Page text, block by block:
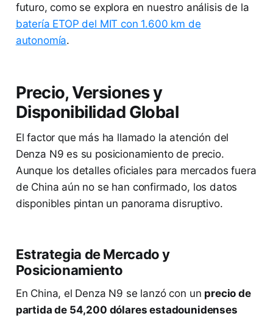
futuro, como se explora en nuestro análisis de la
batería ETOP del MIT con 1.600 km de
autonomía.
Precio, Versiones y
Disponibilidad Global
El factor que más ha llamado la atención del
Denza N9 es su posicionamiento de precio.
Aunque los detalles oficiales para mercados fuera
de China aún no se han confirmado, los datos
disponibles pintan un panorama disruptivo.
Estrategia de Mercado y
Posicionamiento
En China, el Denza N9 se lanzó con un precio de
partida de 54,200 dólares estadounidenses